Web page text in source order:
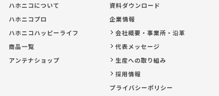
ハホニコについて
ハホニコプロ
ハホニコハッピーライフ
商品一覧
アンテナショップ
資料ダウンロード
企業情報
会社概要・事業所・沿革
代表メッセージ
生産への取り組み
採用情報
プライバシーポリシー